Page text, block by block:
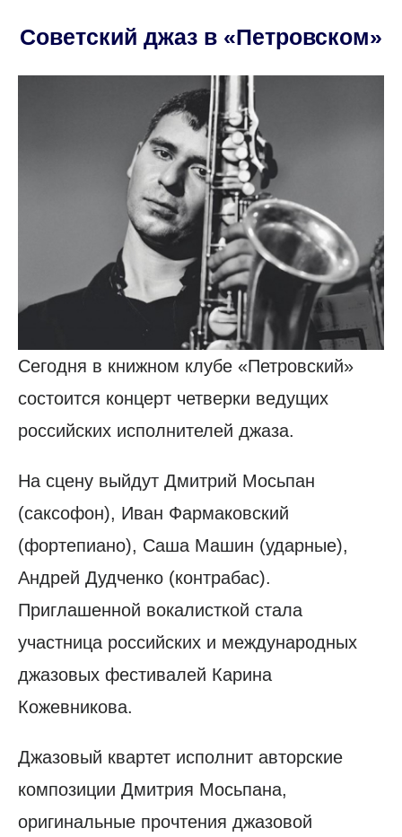
Советский джаз в «Петровском»
Сегодня в книжном клубе «Петровский»
состоится концерт четверки ведущих
российских исполнителей джаза.
На сцену выйдут Дмитрий Мосьпан
(саксофон), Иван Фармаковский
(фортепиано), Саша Машин (ударные),
Андрей Дудченко (контрабас).
Приглашенной вокалисткой стала
участница российских и международных
джазовых фестивалей Карина
Кожевникова.
Джазовый квартет исполнит авторские
композиции Дмитрия Мосьпана,
оригинальные прочтения джазовой